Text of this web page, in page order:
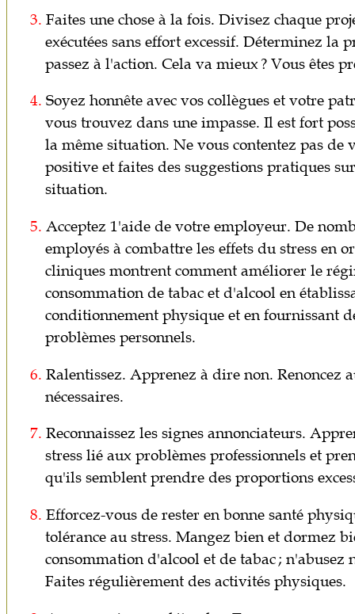
3. Faites une chose à la fois. Divisez chaque
exécutées sans effort excessif. Déterminez la
passez à l'action. Cela va mieux ? Vous êtes
4. Soyez honnête avec vos collègues et votre
vous trouvez dans une impasse. Il est fort
la même situation. Ne vous contentez pas
positive et faites des suggestions pratiques
situation.
5. Acceptez 1'aide de votre employeur. De
employés à combattre les effets du stress en
cliniques montrent comment améliorer le
consommation de tabac et d'alcool en
conditionnement physique et en fournissant
problèmes personnels.
6. Ralentissez. Apprenez à dire non. Renoncez
nécessaires.
7. Reconnaissez les signes annonciateurs.
stress lié aux problèmes professionnels et
qu'ils semblent prendre des proportions
8. Efforcez-vous de rester en bonne santé
tolérance au stress. Mangez bien et dormez
consommation d'alcool et de tabac ;
Faites régulièrement des activités physiques.